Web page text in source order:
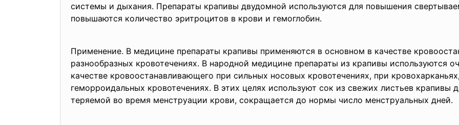
системы и дыхания. Препараты крапивы двудомной используются для повышения
повышаются количество эритроцитов в крови и гемоглобин.
Применение. В медицине препараты крапивы применяются в основном в качестве
разнообразных кровотечениях. В народной медицине препараты из крапивы используются
качестве кровоостанавливающего при сильных носовых кровотечениях, при
геморроидальных кровотечениях. В этих целях используют сок из свежих листьев крапивы
теряемой во время менструации крови, сокращается до нормы число менструальных дней.